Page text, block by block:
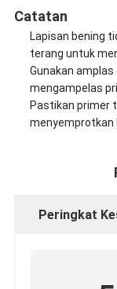
Catatan
Lapisan bening
terang untuk
Gunakan
mengampelas
Pastikan primer
menyemprotkan
Peringkat